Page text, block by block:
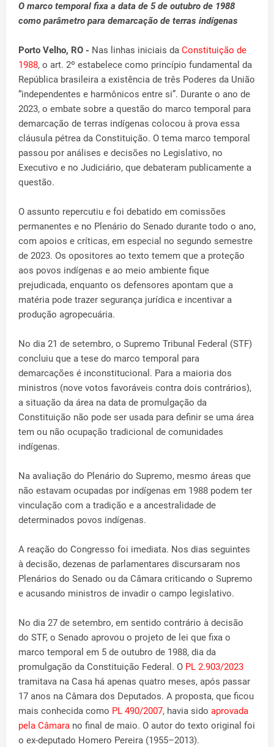
O marco temporal fixa a data de 5 de outubro de 1988
como parâmetro para demarcação de terras indígenas
Porto Velho, RO - Nas linhas iniciais da Constituição de
1988, o art. 2º estabelece como princípio fundamental da
República brasileira a existência de três Poderes da União
“independentes e harmônicos entre si”. Durante o ano de
2023, o embate sobre a questão do marco temporal para
demarcação de terras indígenas colocou à prova essa
cláusula pétrea da Constituição. O tema marco temporal
passou por análises e decisões no Legislativo, no
Executivo e no Judiciário, que debateram publicamente a
questão.
O assunto repercutiu e foi debatido em comissões
permanentes e no Plenário do Senado durante todo o ano,
com apoios e críticas, em especial no segundo semestre
de 2023. Os opositores ao texto temem que a proteção
aos povos indígenas e ao meio ambiente fique
prejudicada, enquanto os defensores apontam que a
matéria pode trazer segurança jurídica e incentivar a
produção agropecuária.
No dia 21 de setembro, o Supremo Tribunal Federal (STF)
concluiu que a tese do marco temporal para
demarcações é inconstitucional. Para a maioria dos
ministros (nove votos favoráveis contra dois contrários),
a situação da área na data de promulgação da
Constituição não pode ser usada para definir se uma área
tem ou não ocupação tradicional de comunidades
indígenas.
Na avaliação do Plenário do Supremo, mesmo áreas que
não estavam ocupadas por indígenas em 1988 podem ter
vinculação com a tradição e a ancestralidade de
determinados povos indígenas.
A reação do Congresso foi imediata. Nos dias seguintes
à decisão, dezenas de parlamentares discursaram nos
Plenários do Senado ou da Câmara criticando o Supremo
e acusando ministros de invadir o campo legislativo.
No dia 27 de setembro, em sentido contrário à decisão
do STF, o Senado aprovou o projeto de lei que fixa o
marco temporal em 5 de outubro de 1988, dia da
promulgação da Constituição Federal. O PL 2.903/2023
tramitava na Casa há apenas quatro meses, após passar
17 anos na Câmara dos Deputados. A proposta, que ficou
mais conhecida como PL 490/2007, havia sido aprovada
pela Câmara no final de maio. O autor do texto original foi
o ex-deputado Homero Pereira (1955–2013).